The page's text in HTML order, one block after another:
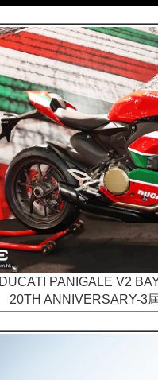
PANIGALE V2
20TH ANNIVERSARY-3